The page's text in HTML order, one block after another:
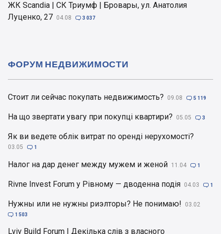
ЖК Scandia | СК Триумф | Бровары, ул. Анатолия
Луценко, 27 04.08  3 037
Стоит ли сейчас покупать недвижимость? 09.08  5 119
На що звертати увагу при покупці квартири? 05.05  3
Як ви ведете облік витрат по оренді нерухомості?
03.05  1
Налог на дар денег между мужем и женой 11.04  1
Rivne Invest Forum у Рівному — дводенна подія 04.03  1
Нужны или не нужны риэлторы? Не понимаю! 03.02
 1 503
Lviv Build Forum | Декілька слів з власного
ФОРУМ НЕДВИЖИМОСТИ